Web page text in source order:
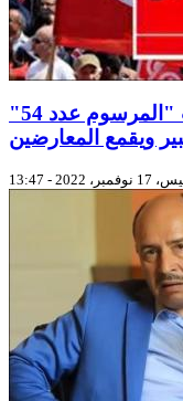
ائتلاف "صمود" يطالب بسحب "المرسوم عدد 54"
2022 - 13:47